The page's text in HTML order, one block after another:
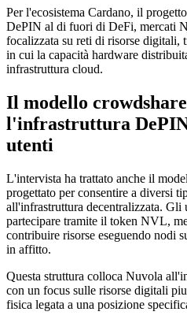
Per l'ecosistema Cardano, il
DePIN al di fuori di DeFi, mercati
focalizzata su reti di risorse digitali,
in cui la capacità hardware
infrastruttura cloud.
Il modello
l'infrastruttura
utenti
L'intervista ha trattato anche il
progettato per consentire a diversi
all'infrastruttura decentralizzata. Gli
partecipare tramite il token NVL,
contribuire risorse eseguendo nodi
in affitto.
Questa struttura colloca Nuvola
con un focus sulle risorse digitali
fisica legata a una posizione